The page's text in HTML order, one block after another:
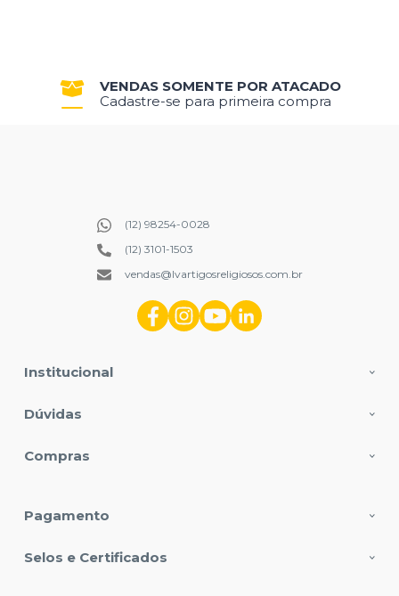
VENDAS SOMENTE POR ATACADO
Cadastre-se para primeira compra
Institucional
Dúvidas
Compras
(12) 98254-0028
(12) 3101-1503
vendas@lvartigosreligiosos.com.br
Pagamento
Selos e Certificados